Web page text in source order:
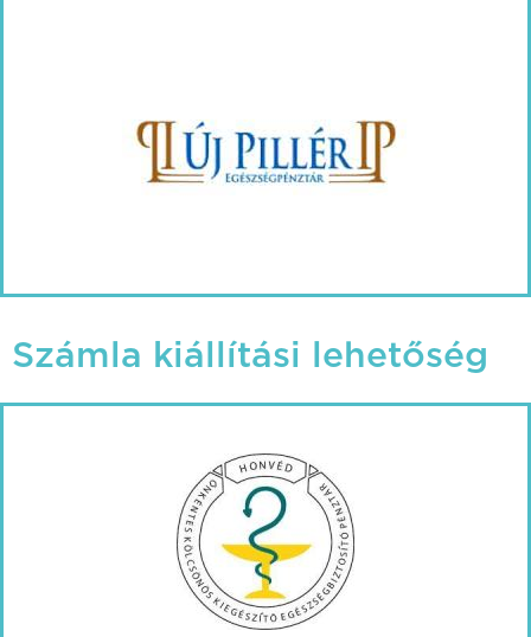
Számla kiállítási lehetőség